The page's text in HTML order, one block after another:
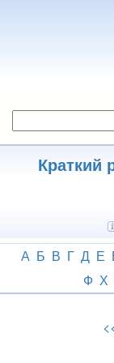
Краткий
А Б В Г Д Е
Ф Х